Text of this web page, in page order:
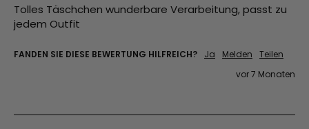
Tolles Täschchen wunderbare Verarbeitung, passt zu
jedem Outfit
FANDEN SIE DIESE BEWERTUNG HILFREICH? Ja Melden
Teilen
vor 7 Monaten